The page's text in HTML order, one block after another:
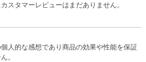
スタマーレビューはまだありません。
人的な感想であり商品の効果や性能を保証
。